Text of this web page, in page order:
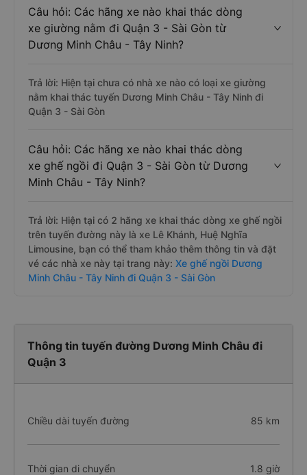
Câu hỏi: Các hãng xe nào khai thác dòng
xe giường nằm đi Quận 3 - Sài Gòn từ
Dương Minh Châu - Tây Ninh?
Trả lời: Hiện tại chưa có nhà xe nào có loại xe giường
nằm khai thác tuyến Dương Minh Châu - Tây Ninh đi
Quận 3 - Sài Gòn
Câu hỏi: Các hãng xe nào khai thác dòng
xe ghế ngồi đi Quận 3 - Sài Gòn từ Dương
Minh Châu - Tây Ninh?
Trả lời: Hiện tại có 2 hãng xe khai thác dòng xe ghế ngồi
trên tuyến đường này là xe Lê Khánh, Huệ Nghĩa
Limousine, bạn có thể tham khảo thêm thông tin và đặt
vé các nhà xe này tại trang này: Xe ghế ngồi Dương
Minh Châu - Tây Ninh đi Quận 3 - Sài Gòn
Thông tin tuyến đường Dương Minh Châu đi
Quận 3
Chiều dài tuyến đường 85 km
Thời gian di chuyển 1.8 giờ